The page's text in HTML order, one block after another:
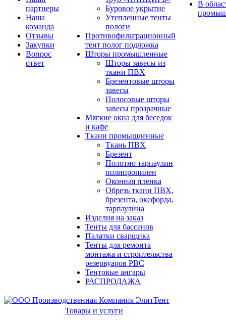
партнеры
Наша
команда
Отзывы
Закупки
Вопрос
ответ
Буровое укрытие
Утепленные тенты
пологи
Противофильтрационный
тент полог подложка
Шторы промышленные
Шторы завесы из
ткани ПВХ
Брезентовые шторы
завесы
Полосовые шторы
завесы прозрачные
Мягкие окна для беседок
и кафе
Ткани промышленные
Ткань ПВХ
Брезент
Полотно тарпаулин
полипропилен
Оконная пленка
Обрезь ткани ПВХ,
брезента, оксфорда,
тарпаулина
Изделия на заказ
Тенты для бассенов
Палатки сварщика
Тенты для ремонта
монтажа и строительства
резервуаров РВС
Тентовые ангары
РАСПРОДАЖА
В
Товары и услуги